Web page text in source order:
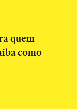
quem
como